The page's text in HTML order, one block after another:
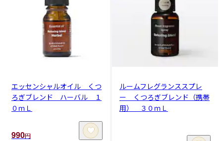
エッセンシャルオイル くつ
ろぎブレンド ハーバル １
０ｍＬ
990円
ルームフレグランススプレ
ー くつろぎブレンド（携帯
用） ３０ｍＬ